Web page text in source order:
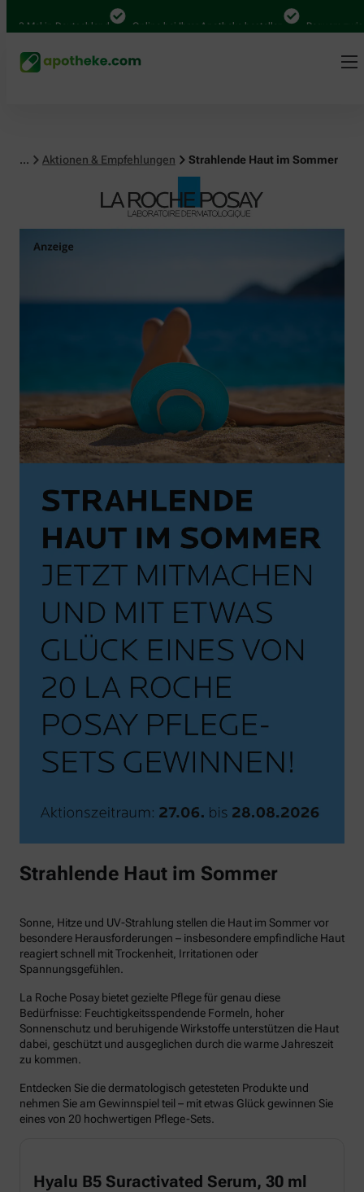
in Deutschland Online bei Ihrer Apotheke bestellen Bequem zwischen
... Aktionen & Empfehlungen Strahlende Haut im Sommer
Strahlende Haut im Sommer
Sonne, Hitze und UV-Strahlung stellen die Haut im Sommer vor
besondere Herausforderungen – insbesondere empfindliche Haut
reagiert schnell mit Trockenheit, Irritationen oder
Spannungsgefühlen.
La Roche Posay bietet gezielte Pflege für genau diese
Bedürfnisse: Feuchtigkeitsspendende Formeln, hoher
Sonnenschutz und beruhigende Wirkstoffe unterstützen die Haut
dabei, geschützt und ausgeglichen durch die warme Jahreszeit
zu kommen.
Entdecken Sie die dermatologisch getesteten Produkte und
nehmen Sie am Gewinnspiel teil – mit etwas Glück gewinnen Sie
eines von 20 hochwertigen Pflege-Sets.
Hyalu B5 Suractivated Serum, 30 ml